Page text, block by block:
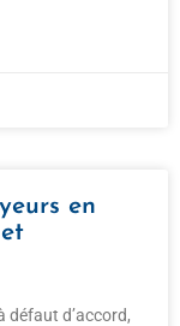
en
défaut d’accord,